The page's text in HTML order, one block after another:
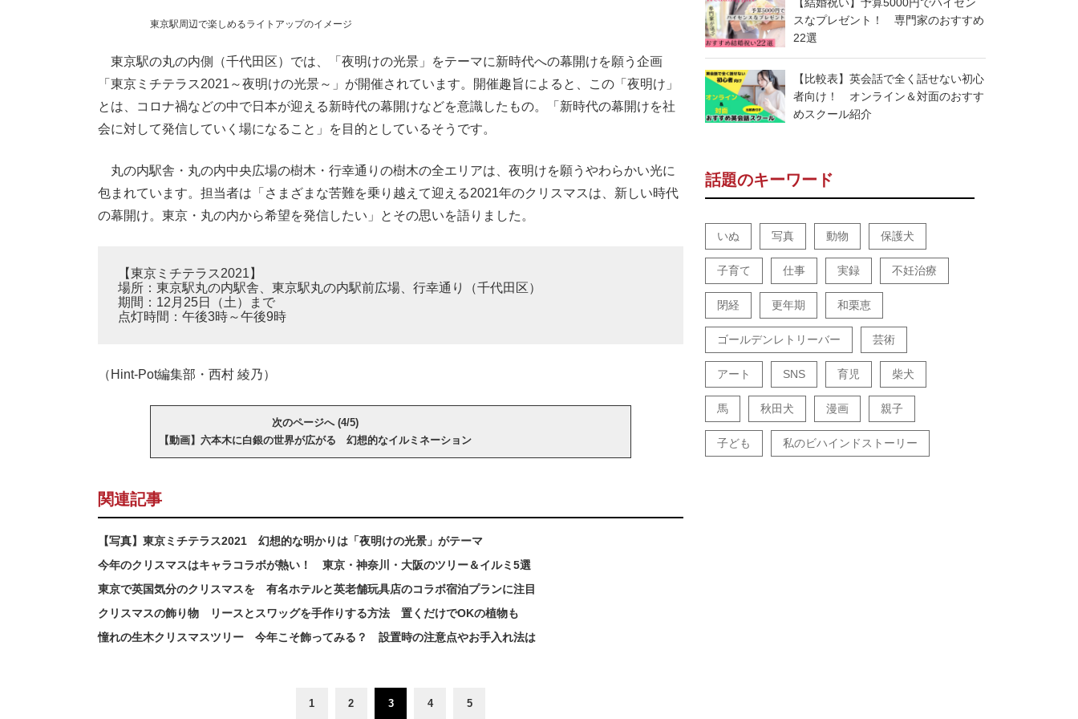
東京駅周辺で楽しめるライトアップのイメージ
東京駅の丸の内側（千代田区）では、「夜明けの光景」をテーマに新時代への幕開けを願う企画
「東京ミチテラス2021～夜明けの光景～」が開催されています。開催趣旨によると、この「夜明け」
とは、コロナ禍などの中で日本が迎える新時代の幕開けなどを意識したもの。「新時代の幕開けを社
会に対して発信していく場になること」を目的としているそうです。
丸の内駅舎・丸の内中央広場の樹木・行幸通りの樹木の全エリアは、夜明けを願うやわらかい光に
包まれています。担当者は「さまざまな苦難を乗り越えて迎える2021年のクリスマスは、新しい時代
の幕開け。東京・丸の内から希望を発信したい」とその思いを語りました。
【東京ミチテラス2021】
場所：東京駅丸の内駅舎、東京駅丸の内駅前広場、行幸通り（千代田区）
期間：12月25日（土）まで
点灯時間：午後3時～午後9時
（Hint-Pot編集部・西村 綾乃）
次のページへ (4/5)
【動画】六本木に白銀の世界が広がる 幻想的なイルミネーション
関連記事
【写真】東京ミチテラス2021 幻想的な明かりは「夜明けの光景」がテーマ
今年のクリスマスはキャラコラボが熱い！ 東京・神奈川・大阪のツリー＆イルミ5選
東京で英国気分のクリスマスを 有名ホテルと英老舗玩具店のコラボ宿泊プランに注目
クリスマスの飾り物 リースとスワッグを手作りする方法 置くだけでOKの植物も
憧れの生木クリスマスツリー 今年こそ飾ってみる？ 設置時の注意点やお手入れ法は
1 2 3 4 5
スなプレゼント！ 専門家のおすすめ
22選
【比較表】英会話で全く話せない初心
者向け！ オンライン＆対面のおすす
めスクール紹介
話題のキーワード
いぬ 写真 動物 保護犬
子育て 仕事 実録 不妊治療
閉経 更年期 和栗恵
ゴールデンレトリーバー 芸術
アート SNS 育児 柴犬
馬 秋田犬 漫画 親子
子ども 私のビハインドストーリー